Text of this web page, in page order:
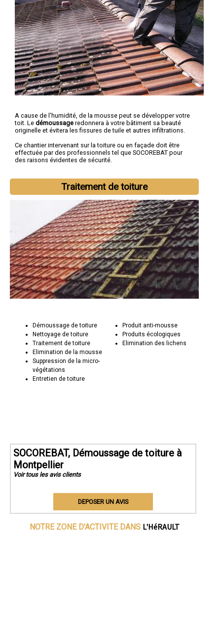
A cause de l'humidité, de la mousse peut se développer votre
toit. Le démoussage redonnera à votre bâtiment sa beauté
originelle et évitera les fissures de tuile et autres infiltrations.
Ce chantier intervenant sur la toiture ou en façade doit être
effectuée par des professionnels tel que SOCOREBAT pour
des raisons évidentes de sécurité.
Traitement de toiture
Démoussage de toiture
Nettoyage de toiture
Traitement de toiture
Elimination de la mousse
Suppression de la micro-
végétations
Entretien de toiture
Produit anti-mousse
Produits écologiques
Elimination des lichens
SOCOREBAT, Démoussage de toiture à
Montpellier
Voir tous les avis clients
DEPOSER UN AVIS
NOTRE ZONE D'ACTIVITE DANS L'HéRAULT